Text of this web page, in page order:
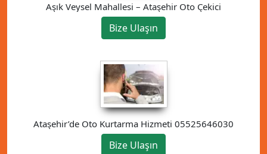
Aşık Veysel Mahallesi – Ataşehir Oto Çekici
Bize Ulaşın
Ataşehir’de Oto Kurtarma Hizmeti 05525646030
Bize Ulaşın